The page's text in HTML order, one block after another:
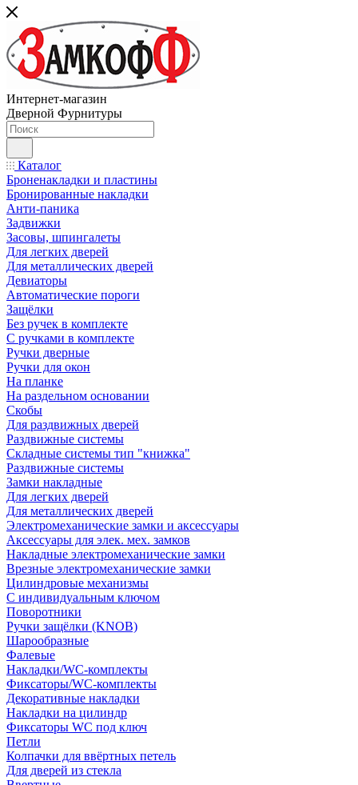
Интернет-магазин
Дверной Фурнитуры
Каталог
Броненакладки и пластины
Бронированные накладки
Анти-паника
Задвижки
Засовы, шпингалеты
Для легких дверей
Для металлических дверей
Девиаторы
Автоматические пороги
Защёлки
Без ручек в комплекте
С ручками в комплекте
Ручки дверные
Ручки для окон
На планке
На раздельном основании
Скобы
Для раздвижных дверей
Раздвижные системы
Складные системы тип "книжка"
Раздвижные системы
Замки накладные
Для легких дверей
Для металлических дверей
Электромеханические замки и аксессуары
Аксессуары для элек. мех. замков
Накладные электромеханические замки
Врезные электромеханические замки
Цилиндровые механизмы
С индивидуальным ключом
Поворотники
Ручки защёлки (KNOB)
Шарообразные
Фалевые
Накладки/WC-комплекты
Фиксаторы/WC-комплекты
Декоративные накладки
Накладки на цилиндр
Фиксаторы WC под ключ
Петли
Колпачки для ввёртных петель
Для дверей из стекла